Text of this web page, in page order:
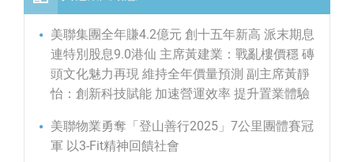
美聯集團全年賺4.2億元 創十五年新高 派末期息
連特別股息9.0港仙 主席黃建業：戰亂樓價穩 磚
頭文化魅力再現 維持全年價量預測 副主席黃靜
怡：創新科技賦能 加速營運效率 提升置業體驗
美聯物業勇奪「登山善行2025」7公里團體賽冠
軍 以3-Fit精神回饋社會